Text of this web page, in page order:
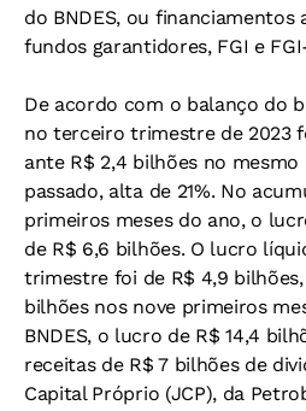
do BNDES, ou financiamentos
fundos garantidores, FGI e FGI-
De acordo com o balanço do
no terceiro trimestre de 2023
ante R$ 2,4 bilhões no
passado, alta de 21%. No
primeiros meses do ano, o
de R$ 6,6 bilhões. O lucro
trimestre foi de R$ 4,9
bilhões nos nove primeiros
BNDES, o lucro de R$ 14,4
receitas de R$ 7 bilhões de
Capital Próprio (JCP), da